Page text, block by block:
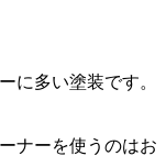
に多い塗装です。
ナーを使うのはお